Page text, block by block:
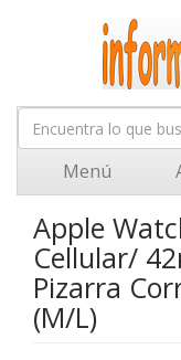
Menú
Apple
Cellular/
Pizarra
(M/L)